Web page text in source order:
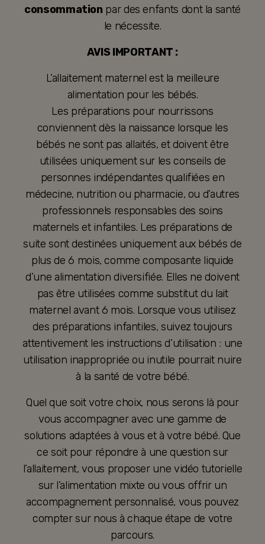
consommation par des enfants dont la santé
le nécessite.
AVIS IMPORTANT :
L’allaitement maternel est la meilleure
alimentation pour les bébés.
Les préparations pour nourrissons
conviennent dès la naissance lorsque les
bébés ne sont pas allaités, et doivent être
utilisées uniquement sur les conseils de
personnes indépendantes qualifiées en
médecine, nutrition ou pharmacie, ou d’autres
professionnels responsables des soins
maternels et infantiles. Les préparations de
suite sont destinées uniquement aux bébés de
plus de 6 mois, comme composante liquide
d’une alimentation diversifiée. Elles ne doivent
pas être utilisées comme substitut du lait
maternel avant 6 mois. Lorsque vous utilisez
des préparations infantiles, suivez toujours
attentivement les instructions d’utilisation : une
utilisation inappropriée ou inutile pourrait nuire
à la santé de votre bébé.
Quel que soit votre choix, nous serons là pour
vous accompagner avec une gamme de
solutions adaptées à vous et à votre bébé. Que
ce soit pour répondre à une question sur
l’allaitement, vous proposer une vidéo tutorielle
sur l’alimentation mixte ou vous offrir un
accompagnement personnalisé, vous pouvez
compter sur nous à chaque étape de votre
parcours.